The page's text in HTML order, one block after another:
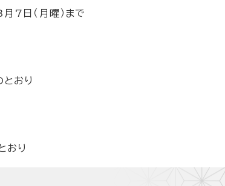
7日（月曜）まで
とおり
おり